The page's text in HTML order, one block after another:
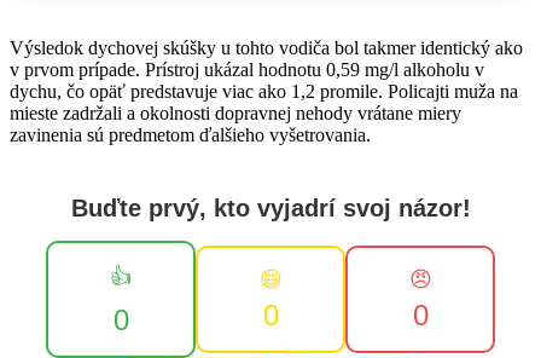
Výsledok dychovej skúšky u tohto vodiča bol takmer identický ako
v prvom prípade. Prístroj ukázal hodnotu 0,59 mg/l alkoholu v
dychu, čo opäť predstavuje viac ako 1,2 promile. Policajti muža na
mieste zadržali a okolnosti dopravnej nehody vrátane miery
zavinenia sú predmetom ďalšieho vyšetrovania.
Buďte prvý, kto vyjadrí svoj názor!
👍
0
😄
0
😠
0